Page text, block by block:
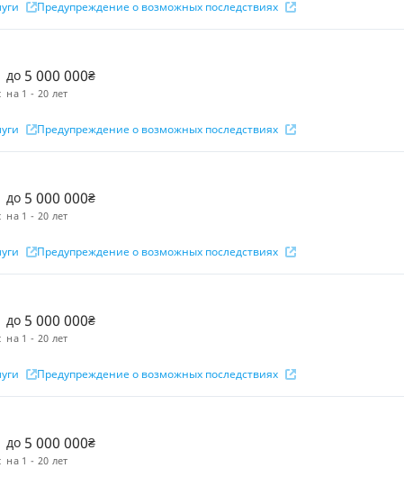
Предупреждение о возможных последствиях
до 5 000 000₴
на 1 - 20 лет
Предупреждение о возможных последствиях
до 5 000 000₴
на 1 - 20 лет
Предупреждение о возможных последствиях
до 5 000 000₴
на 1 - 20 лет
Предупреждение о возможных последствиях
до 5 000 000₴
на 1 - 20 лет